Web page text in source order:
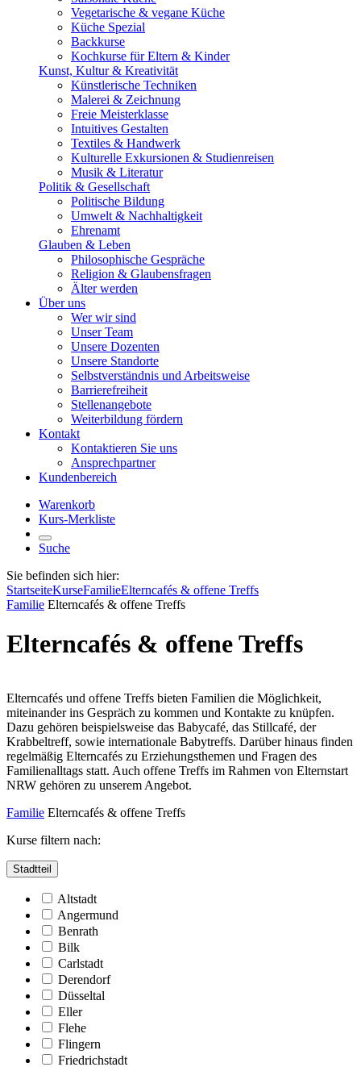
Vegetarische & vegane Küche
Küche Spezial
Backkurse
Kochkurse für Eltern & Kinder
Kunst, Kultur & Kreativität
Künstlerische Techniken
Malerei & Zeichnung
Freie Meisterklasse
Intuitives Gestalten
Textiles & Handwerk
Kulturelle Exkursionen & Studienreisen
Musik & Literatur
Politik & Gesellschaft
Politische Bildung
Umwelt & Nachhaltigkeit
Ehrenamt
Glauben & Leben
Philosophische Gespräche
Religion & Glaubensfragen
Älter werden
Über uns
Wer wir sind
Unser Team
Unsere Dozenten
Unsere Standorte
Selbstverständnis und Arbeitsweise
Barrierefreiheit
Stellenangebote
Weiterbildung fördern
Kontakt
Kontaktieren Sie uns
Ansprechpartner
Kundenbereich
Warenkorb
Kurs-Merkliste
Suche
Sie befinden sich hier:
StartseiteKurseFamilieElterncafés & offene Treffs
Familie Elterncafés & offene Treffs
Elterncafés & offene Treffs
Elterncafés und offene Treffs bieten Familien die Möglichkeit,
miteinander ins Gespräch zu kommen und Kontakte zu knüpfen.
Dazu gehören beispielsweise das Babycafé, das Stillcafé, der
Krabbeltreff, sowie internationale Babytreffs. Darüber hinaus finden
regelmäßig Elterncafés zu Erziehungsthemen und Fragen des
Familienalltags statt. Auch offene Treffs im Rahmen von Elternstart
NRW gehören zu unserem Angebot.
Familie Elterncafés & offene Treffs
Kurse filtern nach:
Stadtteil
Altstadt
Angermund
Benrath
Bilk
Carlstadt
Derendorf
Düsseltal
Eller
Flehe
Flingern
Friedrichstadt